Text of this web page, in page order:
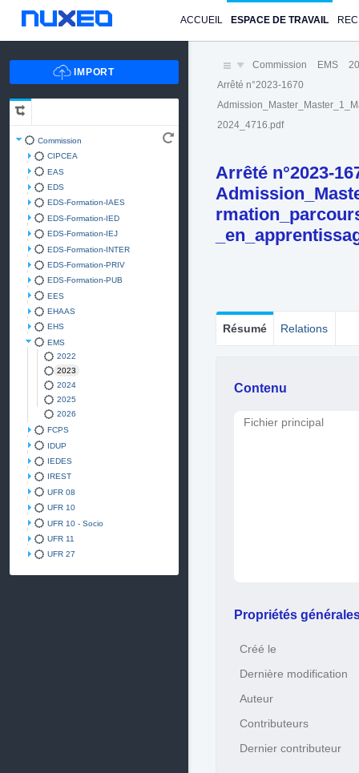
ACCUEIL ESPACE DE TRAVAIL
Commission
CIPCEA
EAS
EDS
EDS-Formation-IAES
EDS-Formation-IED
EDS-Formation-IEJ
EDS-Formation-INTER
EDS-Formation-PRIV
EDS-Formation-PUB
EES
EHAAS
EHS
EMS
2022
2023
2024
2025
2026
FCPS
IDUP
IEDES
IREST
UFR 08
UFR 10
UFR 10 - Socio
UFR 11
UFR 27
Commission EMS
Arrêté n°2023-1670
2024_4716.pdf
Arrêté n°2023-
Résumé Relations
Contenu
Fichier principal
Propriétés
Créé le
Dernière modification
Auteur
Contributeurs
Dernier contributeur